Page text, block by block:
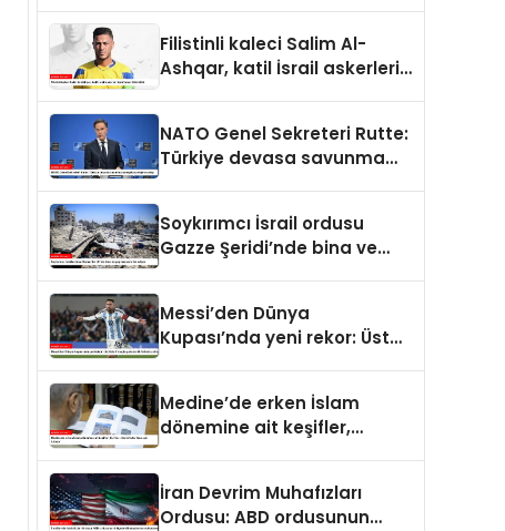
Filistinli kaleci Salim Al-
Ashqar, katil İsrail askerleri
NATO Genel Sekreteri Rutte:
Türkiye devasa savunma
Soykırımcı İsrail ordusu
Gazze Şeridi’nde bina ve
Messi’den Dünya
Kupası’nda yeni rekor: Üst
Medine’de erken İslam
dönemine ait keşifler,
İran Devrim Muhafızları
Ordusu: ABD ordusunun